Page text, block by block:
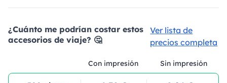
¿Cuánto me podrían costar estos
accesorios de viaje? 🤔
Ver lista de
precios completa
Con impresión Sin impresión